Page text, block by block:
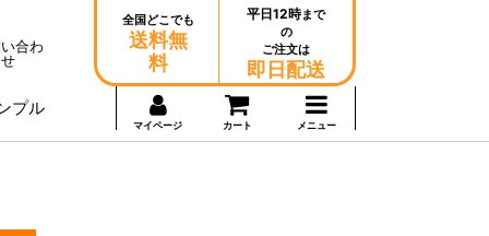
合わ
せ
全国どこでも
送料無
料
平日12時まで
の
ご注文は
即日配送
プル
マイページ カート メニュー